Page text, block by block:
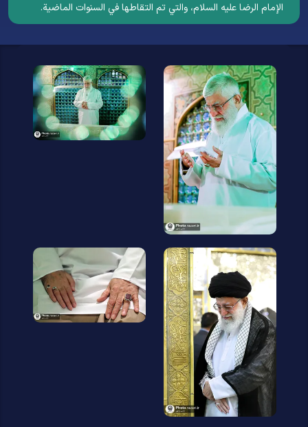
الإمام الرضا عليه السلام، والتي تم التقاطها في السنوات الماضية.